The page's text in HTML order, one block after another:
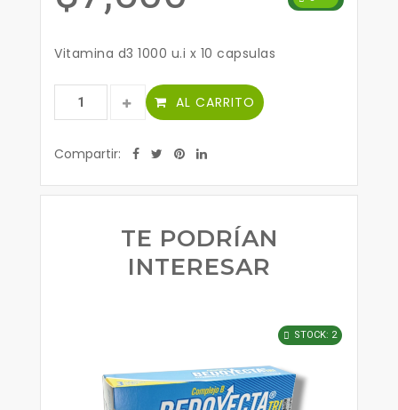
Vitamina d3 1000 u.i x 10 capsulas
AL CARRITO
Compartir:
TE PODRÍAN
INTERESAR
STOCK: 2